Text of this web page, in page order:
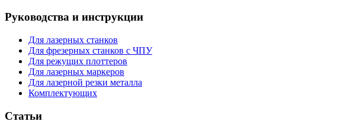
Руководства и инструкции
Для лазерных станков
Для фрезерных станков с ЧПУ
Для режущих плоттеров
Для лазерных маркеров
Для лазерной резки металла
Комплектующих
Статьи